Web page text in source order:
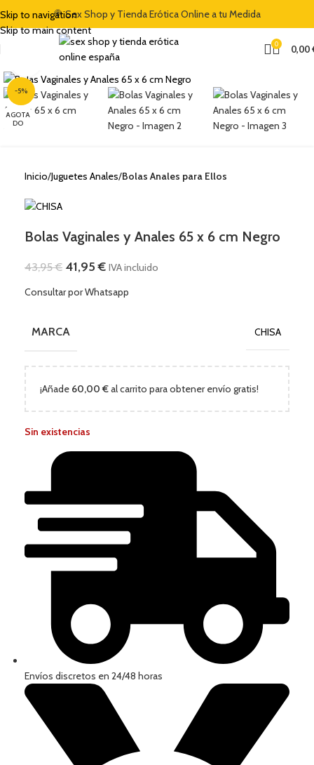
Skip to navigation
Skip to main content
🍭 Sex Shop y Tienda Erótica Online a tu Medida
0 0,00
-5%
AGOTA
DO
Clic para ampliar
Inicio Juguetes Anales Bolas Anales para Ellos
Bolas Vaginales y Anales 65 x 6 cm Negro
43,95€ 41,95€ IVA incluido
Consultar por Whatsapp
MARCA CHISA
¡Añade 60,00 €al carrito para obtener envío gratis!
Sin existencias
Envíos discretos en 24/48 horas